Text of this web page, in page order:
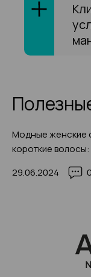
Модные женские
короткие
29.06.2024 0